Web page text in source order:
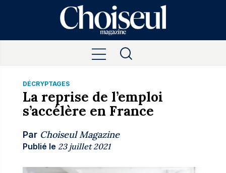
DÉCRYPTAGES
La reprise de l’emploi
s’accélère en France
Par Choiseul Magazine
Publié le 23 juillet 2021